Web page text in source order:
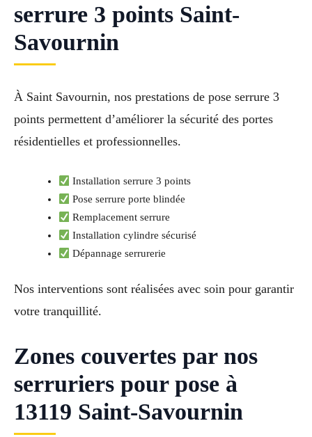
serrure 3 points Saint-
Savournin
À Saint Savournin, nos prestations de pose serrure 3
points permettent d’améliorer la sécurité des portes
résidentielles et professionnelles.
Installation serrure 3 points
Pose serrure porte blindée
Remplacement serrure
Installation cylindre sécurisé
Dépannage serrurerie
Nos interventions sont réalisées avec soin pour garantir
votre tranquillité.
Zones couvertes par nos
serruriers pour pose à
13119 Saint-Savournin